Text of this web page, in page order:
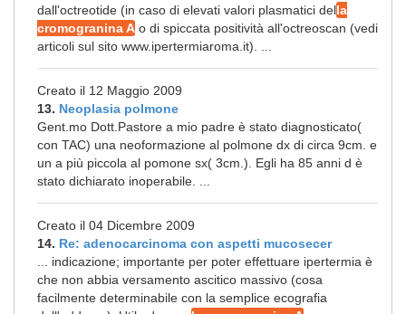
dall'octreotide (in caso di elevati valori plasmatici della
cromogranina A o di spiccata positività all'octreoscan (vedi
articoli sul sito www.ipertermiaroma.it). ...
Creato il 12 Maggio 2009
13. Neoplasia polmone
Gent.mo Dott.Pastore a mio padre è stato diagnosticato(
con TAC) una neoformazione al polmone dx di circa 9cm. e
un a più piccola al pomone sx( 3cm.). Egli ha 85 anni d è
stato dichiarato inoperabile. ...
Creato il 04 Dicembre 2009
14. Re: adenocarcinoma con aspetti mucosecer
... indicazione; importante per poter effettuare ipertermia è
che non abbia versamento ascitico massivo (cosa
facilmente determinabile con la semplice ecografia